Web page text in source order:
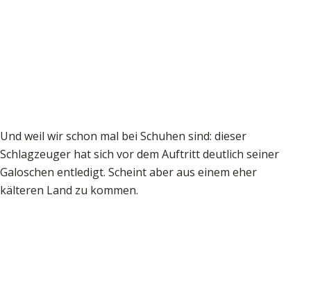
Und weil wir schon mal bei Schuhen sind: dieser
Schlagzeuger hat sich vor dem Auftritt deutlich seiner
Galoschen entledigt. Scheint aber aus einem eher
kälteren Land zu kommen.